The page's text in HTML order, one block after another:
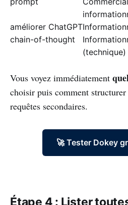
améliorer ChatGPT
chain-of-thought
(technique)
Vous voyez immédiatement
choisir puis comment
requêtes secondaires.
🚀 Tester Dokey
Étape 4 : Lister